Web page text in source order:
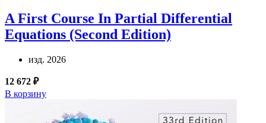
A First Course In Partial Differential
Equations (Second Edition)
изд. 2026
12 672 ₽
В корзину